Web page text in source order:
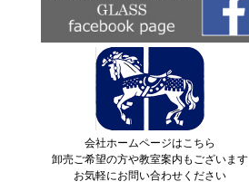
会社ホームページはこちら
卸売ご希望の方や教室案内もございます
お気軽にお問い合わせください